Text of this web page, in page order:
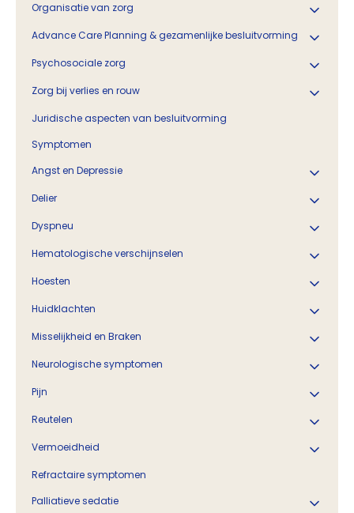
Organisatie van zorg
Advance Care Planning & gezamenlijke besluitvorming
Psychosociale zorg
Zorg bij verlies en rouw
Juridische aspecten van besluitvorming
Symptomen
Angst en Depressie
Delier
Dyspneu
Hematologische verschijnselen
Hoesten
Huidklachten
Misselijkheid en Braken
Neurologische symptomen
Pijn
Reutelen
Vermoeidheid
Refractaire symptomen
Palliatieve sedatie